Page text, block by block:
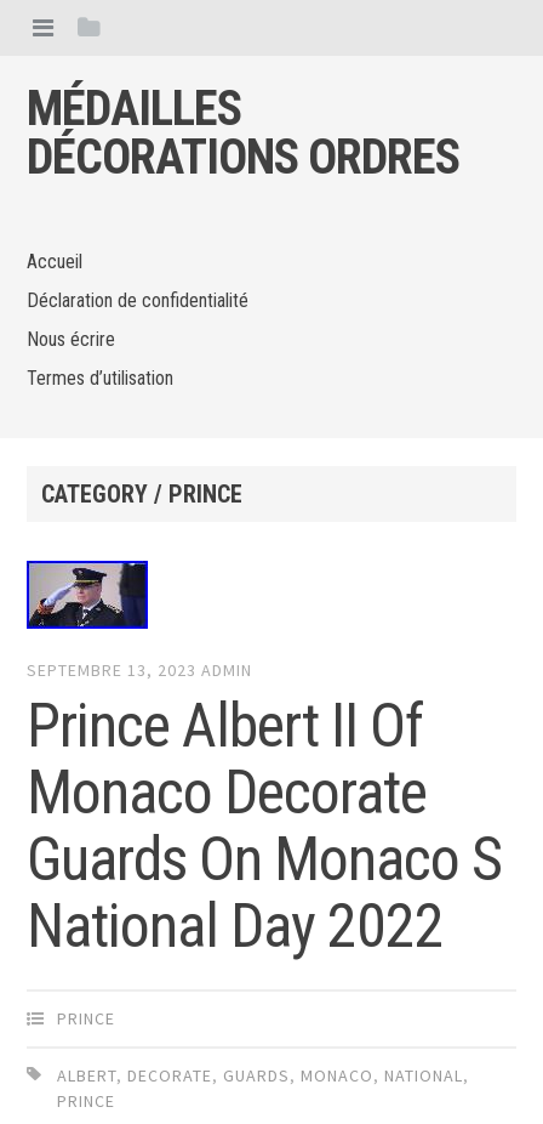
MÉDAILLES
DÉCORATIONS ORDRES
Accueil
Déclaration de confidentialité
Nous écrire
Termes d’utilisation
CATEGORY / PRINCE
SEPTEMBRE 13, 2023 ADMIN
Prince Albert II Of
Monaco Decorate
Guards On Monaco S
National Day 2022
PRINCE
ALBERT, DECORATE, GUARDS, MONACO, NATIONAL,
PRINCE